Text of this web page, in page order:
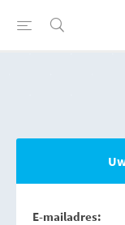
E-mailadres: